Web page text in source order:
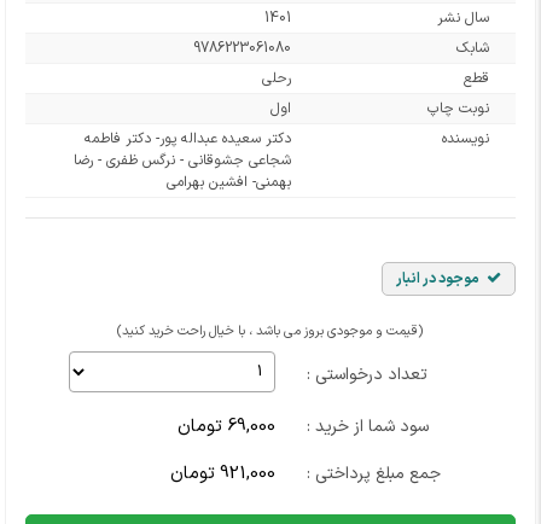
سال نشر
1401
شابک
9786223061080
قطع
رحلی
نوبت چاپ
اول
نویسنده
دکتر سعیده عبداله پور- دکتر فاطمه
شجاعی جشوقانی - نرگس ظفری - رضا
بهمنی- افشین بهرامی
موجود در انبار
(قیمت و موجودی بروز می باشد ، با خیال راحت خرید کنید)
تعداد درخواستی :
سود شما از خرید : 69,000 تومان
جمع مبلغ پرداختی : 921,000 تومان